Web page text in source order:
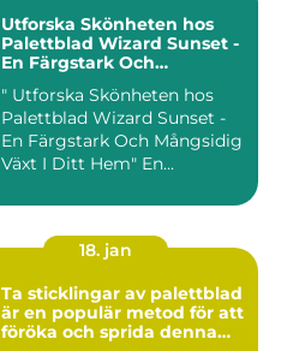
Utforska Skönheten hos
Palettblad Wizard Sunset -
En Färgstark Och
" Utforska Skönheten hos
Palettblad Wizard Sunset -
En Färgstark Och Mångsidig
Växt I Ditt Hem" En...
18. jan
Ta sticklingar av palettblad
är en populär metod för att
föröka och sprida denna